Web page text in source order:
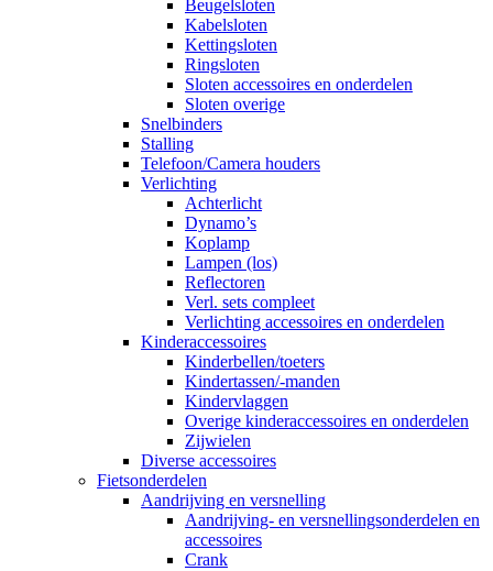
Beugelsloten
Kabelsloten
Kettingsloten
Ringsloten
Sloten accessoires en onderdelen
Sloten overige
Snelbinders
Stalling
Telefoon/Camera houders
Verlichting
Achterlicht
Dynamo’s
Koplamp
Lampen (los)
Reflectoren
Verl. sets compleet
Verlichting accessoires en onderdelen
Kinderaccessoires
Kinderbellen/toeters
Kindertassen/-manden
Kindervlaggen
Overige kinderaccessoires en onderdelen
Zijwielen
Diverse accessoires
Fietsonderdelen
Aandrijving en versnelling
Aandrijving- en versnellingsonderdelen en
accessoires
Crank